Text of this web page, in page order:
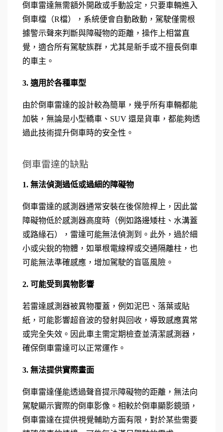
倒車雷達無需額外開啟或手動設定，只要車輛進入
倒車檔（R檔），系統便會自動啟動，駕駛僅需根
據警示聲來判斷與障礙物的距離，操作上相當直
覺，適合所有駕駛族群，尤其是新手或不擅長倒車
的車主。
3. 適用於各種車型
由於倒車雷達的設計較為簡單，幾乎所有車輛都能
加裝，無論是小型轎車、SUV 還是貨車，都能夠透
過此技術提升倒車時的安全性。
倒車雷達的缺點
1. 無法偵測過低或過細的障礙物
倒車雷達的感測器通常安裝在後保險桿上，因此當
障礙物低於感測器高度時（例如路邊矮柱、水溝蓋
或路緣石），雷達可能無法偵測到。此外，過於細
小或尖銳的物體，如單根電線桿或交通隔離柱，也
可能無法準確感應，增加駕駛的盲區風險。
2. 可能受到異物影響
若雷達感測器被異物覆蓋，例如泥巴、落葉或貼
紙，可能影響超音波的發射與回收，導致感應異常
或完全失效。因此車主需定期檢查並清潔感測器，
確保倒車雷達可以正常運作。
3. 無法提供實際畫面
倒車雷達僅能透過聲音提示障礙物的距離，無法向
駕駛顯示實際的倒車影像。相較於倒車顯影鏡頭，
倒車雷達在提供視覺輔助方面有限，對於某些需要